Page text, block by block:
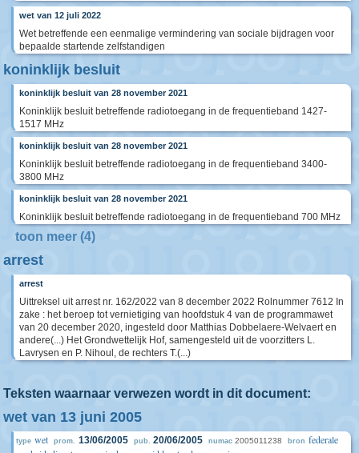
wet van 12 juli 2022
Wet betreffende een eenmalige vermindering van sociale bijdragen voor
bepaalde startende zelfstandigen
koninklijk besluit
koninklijk besluit van 28 november 2021
Koninklijk besluit betreffende radiotoegang in de frequentieband 1427-
1517 MHz
koninklijk besluit van 28 november 2021
Koninklijk besluit betreffende radiotoegang in de frequentieband 3400-
3800 MHz
koninklijk besluit van 28 november 2021
Koninklijk besluit betreffende radiotoegang in de frequentieband 700 MHz
toon meer (4)
arrest
arrest
Uittreksel uit arrest nr. 162/2022 van 8 december 2022 Rolnummer 7612 In
zake : het beroep tot vernietiging van hoofdstuk 4 van de programmawet
van 20 december 2020, ingesteld door Matthias Dobbelaere-Welvaert en
andere(...) Het Grondwettelijk Hof, samengesteld uit de voorzitters L.
Lavrysen en P. Nihoul, de rechters T.(...)
Teksten waarnaar verwezen wordt in dit document:
wet van 13 juni 2005
type wet prom. 13/06/2005 pub. 20/06/2005 numac 2005011238 bron federale